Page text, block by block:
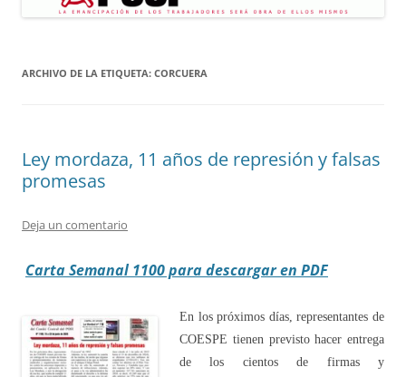
ARCHIVO DE LA ETIQUETA: CORCUERA
Ley mordaza, 11 años de represión y falsas
promesas
Deja un comentario
Carta Semanal 1100 para descargar en PDF
En los próximos días, representantes de
COESPE tienen previsto hacer entrega
de los cientos de firmas y